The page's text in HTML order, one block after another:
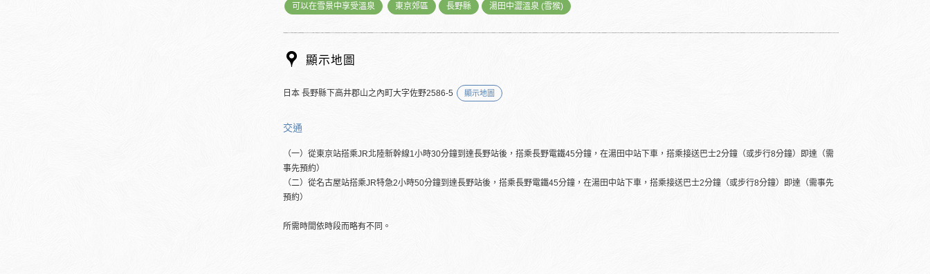
可以在雪景中享受溫泉 東京郊區 長野縣 湯田中澀溫泉 (雪猴)
顯示地圖
日本 長野縣下高井郡山之內町大字佐野2586-5 顯示地圖
交通
（一）從東京站搭乘JR北陸新幹線1小時30分鐘到達長野站後，搭乘長野電鐵45分鐘，在湯田中站下車，搭乘接送巴士2分鐘（或步行8分鐘）即達（需
事先預約）
（二）從名古屋站搭乘JR特急2小時50分鐘到達長野站後，搭乘長野電鐵45分鐘，在湯田中站下車，搭乘接送巴士2分鐘（或步行8分鐘）即達（需事先
預約）
所需時間依時段而略有不同。